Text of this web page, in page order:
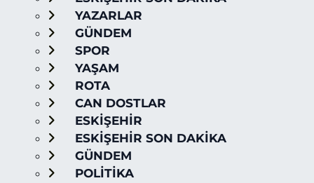
YAZARLAR
GÜNDEM
SPOR
YAŞAM
ROTA
CAN DOSTLAR
ESKİŞEHİR
ESKİŞEHİR SON DAKİKA
GÜNDEM
POLİTİKA